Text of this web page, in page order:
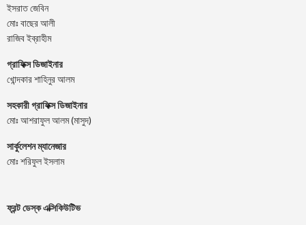
ইসরাত জেবিন
মোঃ বাছের আলী
রাজিব ইব্রাহীম
গ্রাফিক্স ডিজাইনার
খোন্দকার শাহিনুর আলম
সহকারী গ্রাফিক্স ডিজাইনার
মোঃ আশরাফুল আলম (মাসুদ)
সার্কুলেশন ম্যানেজার
মোঃ শরিফুল ইসলাম
ফ্রন্ট ডেস্ক এক্সিকিউটিভ